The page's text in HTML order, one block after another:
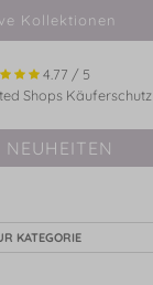
Kollektionen
4.77 / 5
Shops Käuferschutz
NEUHEITEN
KATEGORIE